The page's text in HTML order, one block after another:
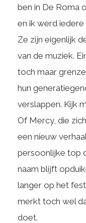
ben in De Roma
en ik werd
Ze zijn eigenlijk
van de muziek.
toch maar
hun
verslappen. Kijk
Of Mercy, die
een nieuw
persoonlijke top
naam blijft
langer op het
merkt toch wel
doet.